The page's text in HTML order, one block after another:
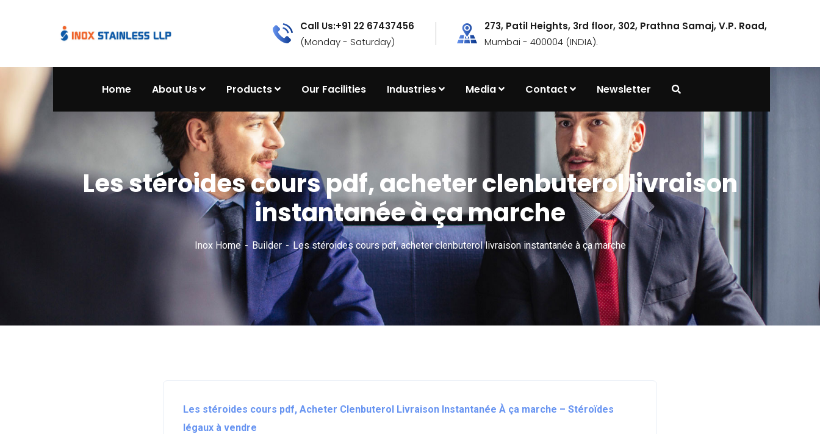
Call Us:+91 22 67437456
(Monday - Saturday)
273, Patil Heights, 3rd floor, 302, Prathna Samaj, V.P. Road,
Mumbai - 400004 (INDIA).
Home About Us Products Our Facilities Industries Media Contact Newsletter
Les stéroides cours pdf, acheter clenbuterol livraison
instantanée à ça marche
Inox Home Builder Les stéroides cours pdf, acheter clenbuterol livraison instantanée à ça marche
Les stéroides cours pdf, Acheter Clenbuterol Livraison Instantanée À ça marche – Stéroïdes
légaux à vendre